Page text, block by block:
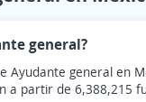
general?
Ayudante general en
a partir de 6,388,215